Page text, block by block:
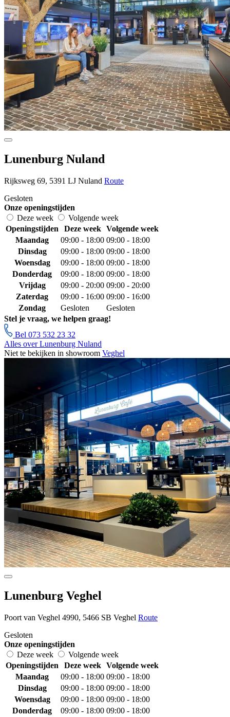
Lunenburg Nuland
Rijksweg 69, 5391 LJ Nuland Route
Gesloten
Onze openingstijden
Deze week
Volgende week
Openingstijden
Deze week
Volgende week
Maandag
09:00 - 18:00 09:00 - 18:00
Dinsdag
09:00 - 18:00 09:00 - 18:00
Woensdag
09:00 - 18:00 09:00 - 18:00
Donderdag
09:00 - 18:00 09:00 - 18:00
Vrijdag
09:00 - 20:00 09:00 - 20:00
Zaterdag
09:00 - 16:00 09:00 - 16:00
Zondag
Gesloten
Gesloten
Stel je vraag, we helpen graag!
Bel 073 532 23 32
Alles over Lunenburg Nuland
Niet te bekijken in showroom Veghel
Lunenburg Veghel
Poort van Veghel 4990, 5466 SB Veghel Route
Gesloten
Onze openingstijden
Deze week
Volgende week
Openingstijden
Deze week
Volgende week
Maandag
09:00 - 18:00 09:00 - 18:00
Dinsdag
09:00 - 18:00 09:00 - 18:00
Woensdag
09:00 - 18:00 09:00 - 18:00
Donderdag
09:00 - 18:00 09:00 - 18:00